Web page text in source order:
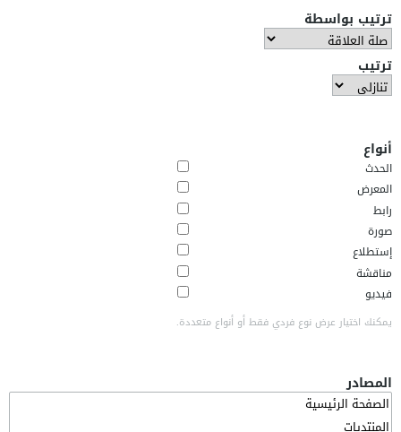
ترتيب بواسطة
ترتيب
أنواع
الحدث
المعرض
رابط
صورة
إستطلاع
مناقشة
فيديو
يمكنك اختيار عرض نوع فردي فقط أو أنواع متعددة.
المصادر